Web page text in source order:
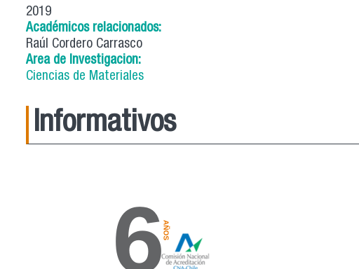
2019
Académicos relacionados:
Raúl Cordero Carrasco
Area de Investigacion:
Ciencias de Materiales
Informativos